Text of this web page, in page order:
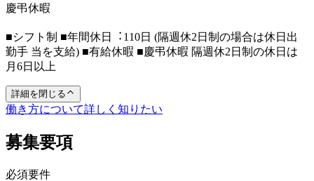
慶弔休暇
■シフト制 ■年間休⽇︓110⽇ (隔週休2⽇制の場合は休⽇出
勤⼿ 当を⽀給) ■有給休暇 ■慶弔休暇 隔週休2⽇制の休⽇は
⽉6⽇以上
詳細を閉じる
働き方について詳しく知りたい
募集要項
必須要件